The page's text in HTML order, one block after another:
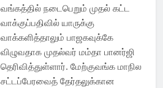
வங்கத்தில் நடைபெறும் முதல் கட்ட
வாக்குப்பதிவில் யாருக்கு
வாக்களித்தாலும் பாஜகவுக்கே
விழுவதாக முதல்வர் மம்தா பானர்ஜி
தெரிவித்துள்ளார். மேற்குவங்க மாநில
சட்டப்பேரவைத் தேர்தலுக்கான